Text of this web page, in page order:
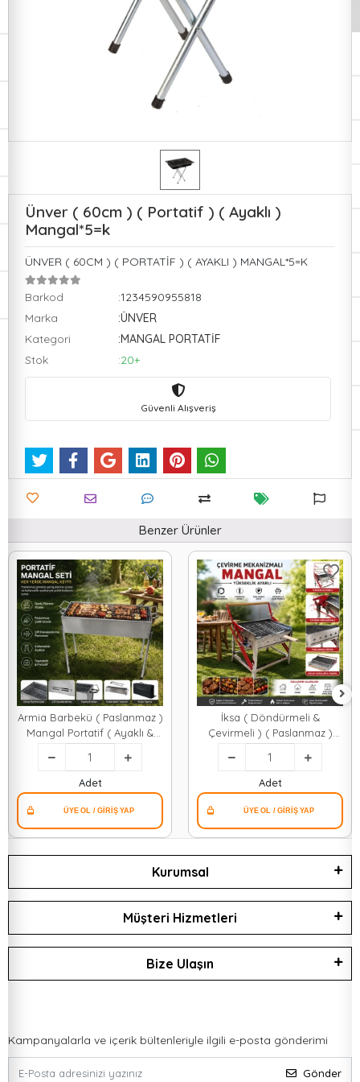
Ünver ( 60cm ) ( Portatif ) ( Ayaklı )
Mangal*5=k
ÜNVER ( 60CM ) ( PORTATİF ) ( AYAKLI ) MANGAL*5=K
Barkod
:1234590955818
Marka
:ÜNVER
Kategori
:MANGAL PORTATİF
Stok
:20+
Güvenli Alışveriş
Benzer Ürünler
Armia Barbekü ( Paslanmaz )
Mangal Portatif ( Ayaklı &
Standlı ) ( 70cm )*1=k
Adet
İksa ( Döndürmeli &
Çevirmeli ) ( Paslanmaz )
Mekanizmalı Mangal*1
Adet
Kurumsal
Müşteri Hizmetleri
Bize Ulaşın
Kampanyalarla ve içerik bültenleriyle ilgili e-posta gönderimi
Gönder